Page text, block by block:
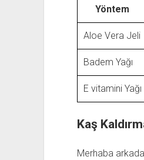
Yöntem
Aloe Vera Jeli
Badem Yağı
E vitamini Yağı
Kaş
Merhaba